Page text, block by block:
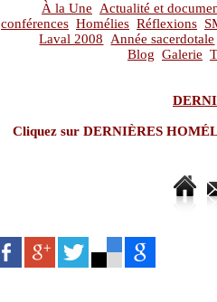
À la Une
Actualité et
conférences Homélies Réflexions
Laval 2008
Année sacerdotale
Blog Galerie
Cliquez sur DERNIÈRES